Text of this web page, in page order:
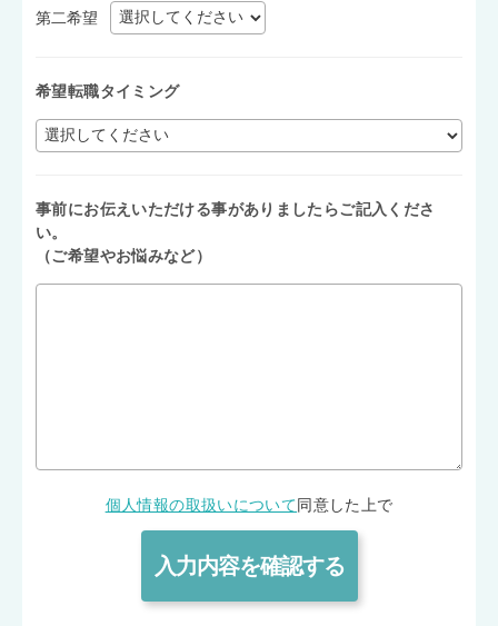
第二希望
希望転職タイミング
事前にお伝えいただける事がありましたらご記入くださ
い。
（ご希望やお悩みなど）
個人情報の取扱いについて 同意した上で